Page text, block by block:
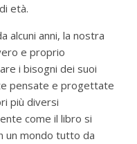
età.
alcuni anni, la nostra
e proprio
i bisogni dei suoi
pensate e progettate
più diversi
come il libro si
un mondo tutto da